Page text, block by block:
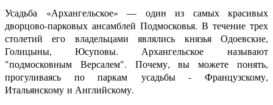
Усадьба «Архангельское» — один из самых красивых
дворцово-парковых ансамблей Подмосковья. В течение трех
столетий его владельцами являлись князья Одоевские,
Голицыны, Юсуповы. Архангельское называют
"подмосковным Версалем". Почему, вы можете понять,
прогуливаясь по паркам усадьбы - Французскому,
Итальянскому и Английскому.